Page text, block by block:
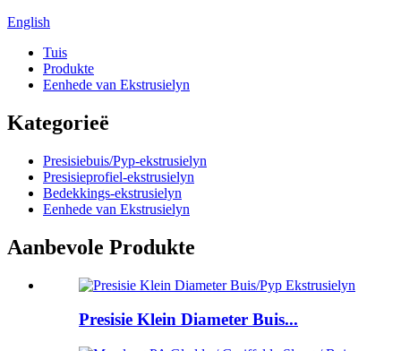
English
Tuis
Produkte
Eenhede van Ekstrusielyn
Kategorieë
Presisiebuis/Pyp-ekstrusielyn
Presisieprofiel-ekstrusielyn
Bedekkings-ekstrusielyn
Eenhede van Ekstrusielyn
Aanbevole Produkte
Presisie Klein Diameter Buis...